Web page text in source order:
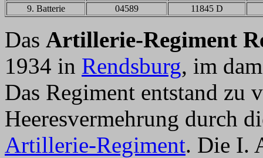
9. Batterie
04589 11845 D
Das Artillerie-Regiment
1934 in Rendsburg, im
Das Regiment entstand zu
Heeresvermehrung durch
Artillerie-Regiment. Die I.